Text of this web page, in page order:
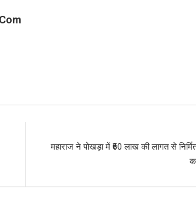
महाराज ने पोखड़ा में ₹60 लाख की लागत से